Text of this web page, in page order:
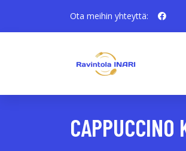
Ota meihin yhteyttä: